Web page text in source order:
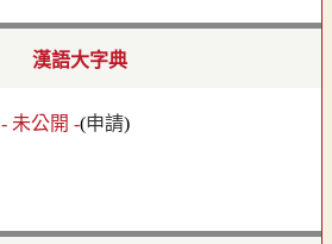
漢語大字典
- 未公開 -(申請)